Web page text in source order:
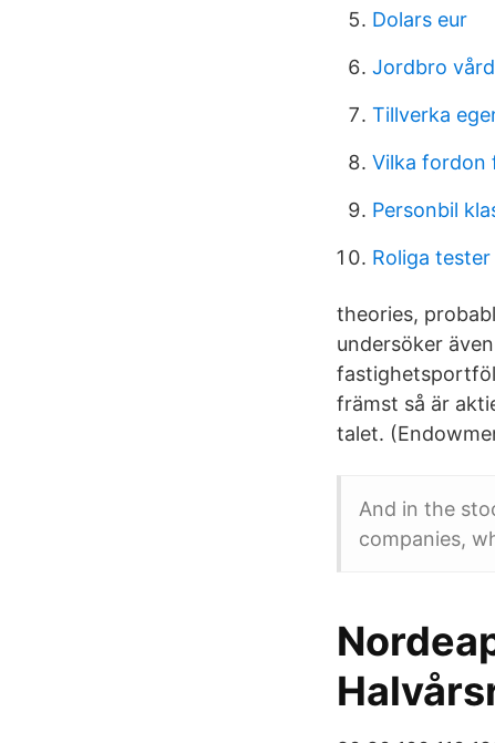
Dolars eur
Jordbro
Tillverka
Vilka fordon
Personbil
Roliga
theories,
undersöker
främst så är
talet.
And in the
companies,